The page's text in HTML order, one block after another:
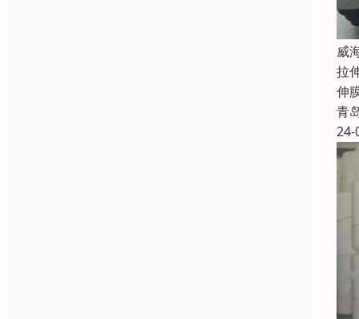
威
拉
伸
青
24-